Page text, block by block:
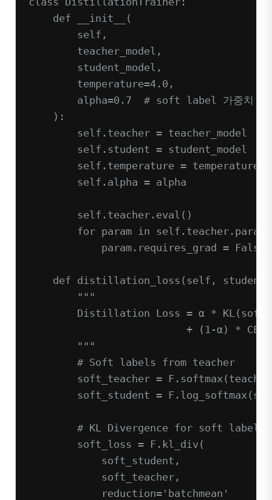
def
__init__
(
self,
teacher_model,
student_model,
temperature=4.0 ,
alpha=0.7
# soft label 가중치
):
self .teacher = teacher_model
self .student = student_model
self .temperature = temperature
self .alpha = alpha
self .teacher.eval()
for param in self
param.requires_grad = False
def distillation_loss (self,
"""
Distillation Loss = α *
+ (1-α) *
"""
# Soft labels from teacher
soft_teacher =
soft_student =
# KL Divergence for soft labels
soft_loss = F.kl_div(
soft_student,
soft_teacher,
reduction= 'batchmean'